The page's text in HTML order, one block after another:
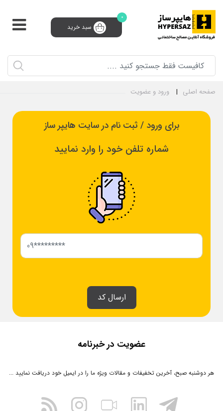
0
سبد خرید
91008910 (021) پشتیبانی و فروش 24 ساعته
ثبت‌نام تامین‌کننده
صفحه اصلی ورود و عضویت
برای ورود / ثبت نام در سایت هایپر ساز
شماره تلفن خود را وارد نمایید
ارسال کد
عضویت در خبرنامه
هر دوشنبه صبح، آخرین تخفیفات و مقالات ویژه ما را در ایمیل خود دریافت نمایید ...